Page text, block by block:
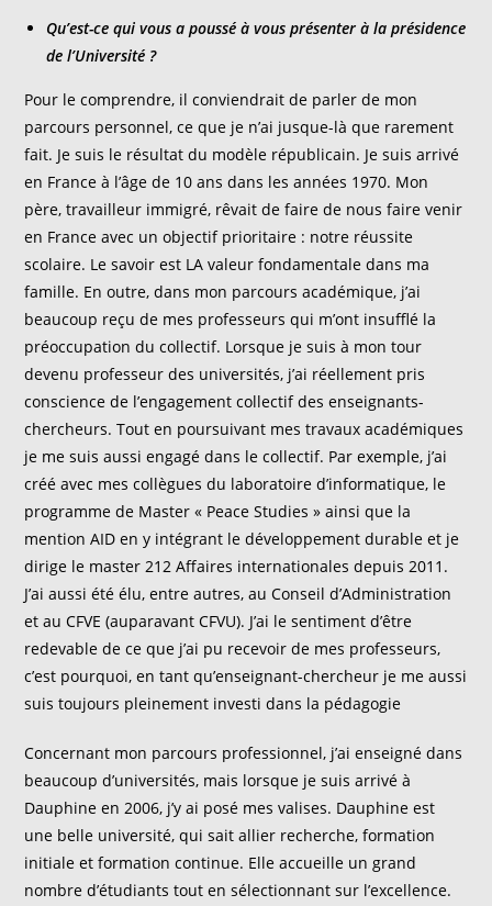
Qu’est-ce qui vous a poussé à vous présenter à la présidence
de l’Université ?
Pour le comprendre, il conviendrait de parler de mon
parcours personnel, ce que je n’ai jusque-là que rarement
fait. Je suis le résultat du modèle républicain. Je suis arrivé
en France à l’âge de 10 ans dans les années 1970. Mon
père, travailleur immigré, rêvait de faire de nous faire venir
en France avec un objectif prioritaire : notre réussite
scolaire. Le savoir est LA valeur fondamentale dans ma
famille. En outre, dans mon parcours académique, j’ai
beaucoup reçu de mes professeurs qui m’ont insufflé la
préoccupation du collectif. Lorsque je suis à mon tour
devenu professeur des universités, j’ai réellement pris
conscience de l’engagement collectif des enseignants-
chercheurs. Tout en poursuivant mes travaux académiques
je me suis aussi engagé dans le collectif. Par exemple, j’ai
créé avec mes collègues du laboratoire d’informatique, le
programme de Master « Peace Studies » ainsi que la
mention AID en y intégrant le développement durable et je
dirige le master 212 Affaires internationales depuis 2011.
J’ai aussi été élu, entre autres, au Conseil d’Administration
et au CFVE (auparavant CFVU). J’ai le sentiment d’être
redevable de ce que j’ai pu recevoir de mes professeurs,
c’est pourquoi, en tant qu’enseignant-chercheur je me aussi
suis toujours pleinement investi dans la pédagogie
Concernant mon parcours professionnel, j’ai enseigné dans
beaucoup d’universités, mais lorsque je suis arrivé à
Dauphine en 2006, j’y ai posé mes valises. Dauphine est
une belle université, qui sait allier recherche, formation
initiale et formation continue. Elle accueille un grand
nombre d’étudiants tout en sélectionnant sur l’excellence.